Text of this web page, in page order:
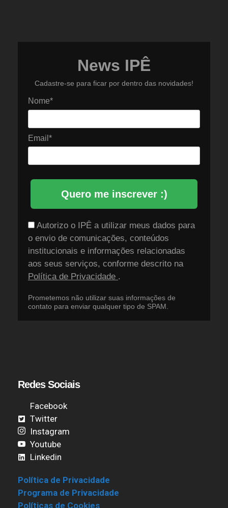
News IPÊ
Cadastre-se para ficar por dentro das novidades!
Nome*
Email*
Quero me inscrever :)
Autorizo o IPÊ a utilizar meus dados para
o envio de comunicações, conteúdos
institucionais e informações relacionadas
aos seus serviços, conforme descrito na
Política de Privacidade .
Prometemos não utilizar suas informações de
contato para enviar qualquer tipo de SPAM.
Redes Sociais
Facebook
Twitter
Instagram
Youtube
Linkedin
Política de Privacidade
Programa de Privacidade
Políticas de Cookies